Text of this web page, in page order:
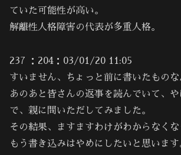
ていた可能性が高い。
解離性人格障害の代表が多重人格。
237 ：204：03/01/20 11:05
すいません、ちょっと前に書いたものな
あのあと皆さんの返事を読んでいて、
で、親に問いただしてみました。
その結果、ますますわけがわからなく
もう書き込みはやめにしたいと思います